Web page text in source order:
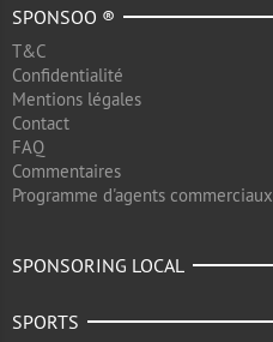
SPONSOO ®
T&C
Confidentialité
Mentions légales
Contact
FAQ
Commentaires
Programme d'agents commerciaux
SPONSORING LOCAL
SPORTS